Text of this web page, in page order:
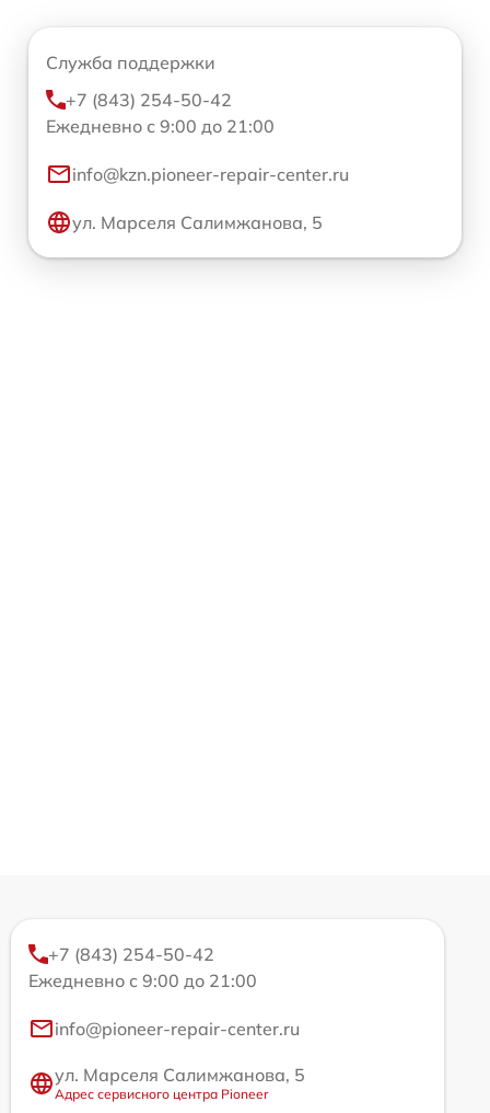
Служба поддержки
+7 (843) 254-50-42
Ежедневно с 9:00 до 21:00
info@kzn.pioneer-repair-center.ru
ул. Марселя Салимжанова, 5
+7 (843) 254-50-42
Ежедневно с 9:00 до 21:00
info@pioneer-repair-center.ru
ул. Марселя Салимжанова, 5
Адрес сервисного центра Pioneer